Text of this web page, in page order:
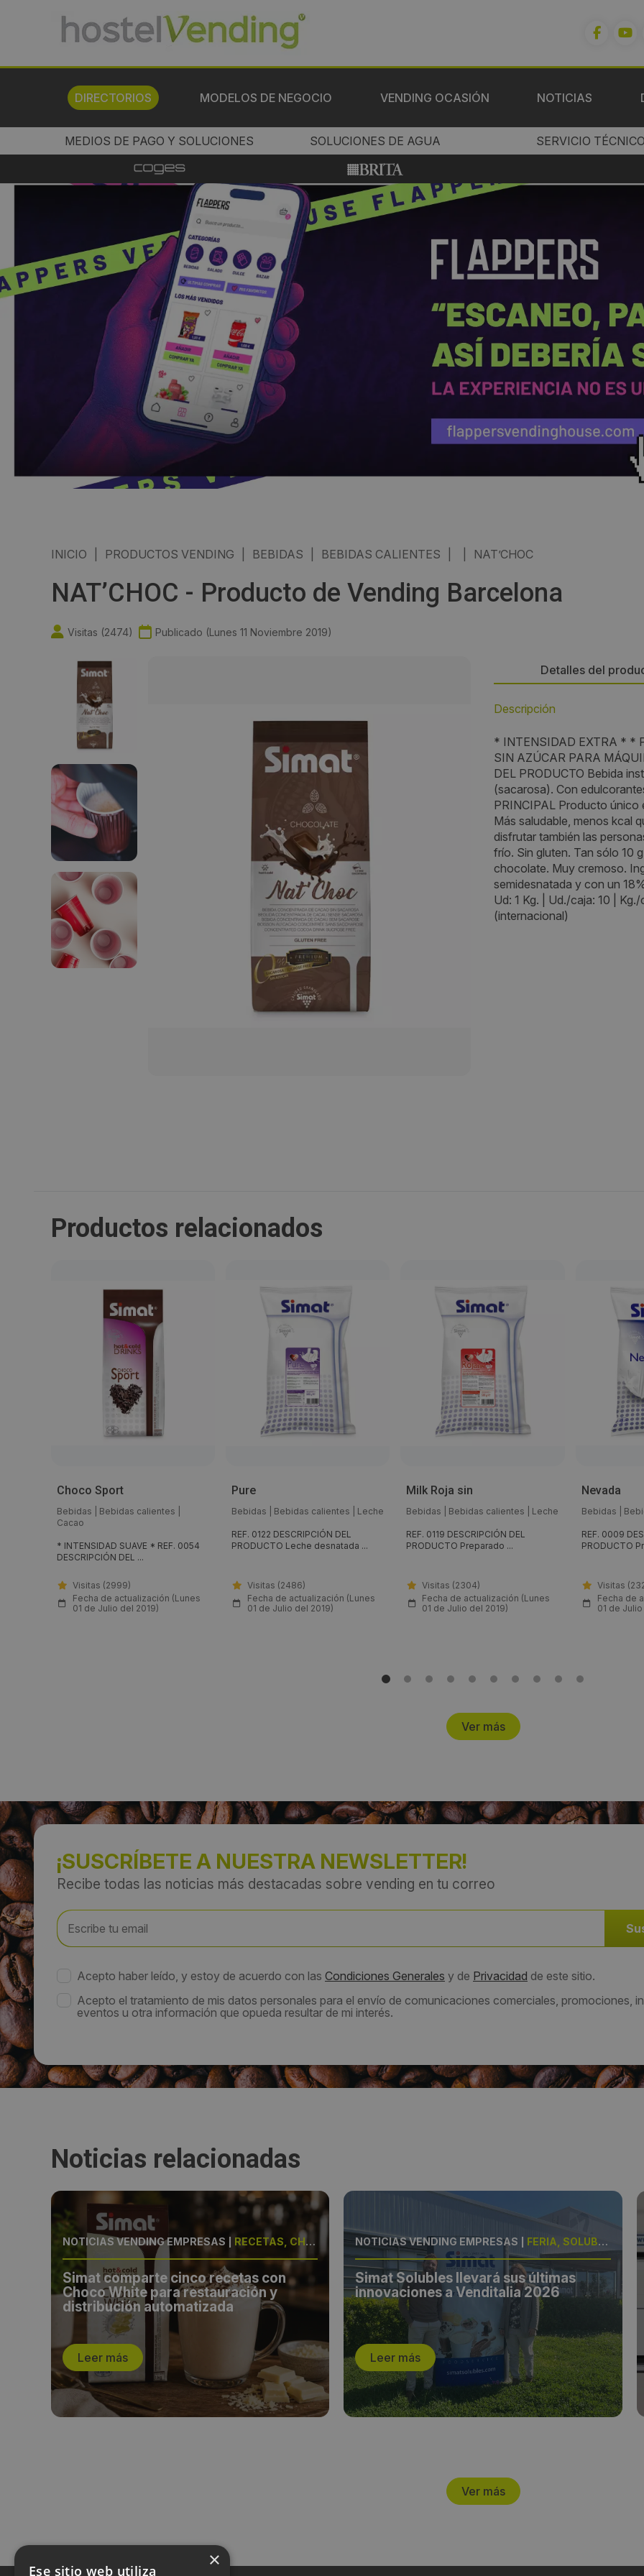
DIRECTORIOS MODELOS DE NEGOCIO VENDING OCASIÓN NOTICIAS
MEDIOS DE PAGO Y SOLUCIONES SOLUCIONES DE AGUA SERVICIO TÉCNICO
INICIO PRODUCTOS VENDING BEBIDAS BEBIDAS CALIENTES NAT’CHOC
NAT’CHOC - Producto de Vending Barcelona
Visitas (2474) Publicado (Lunes 11 Noviembre 2019)
Detalles del
Descripción
* INTENSIDAD EXTRA * *
SIN AZÚCAR PARA
DEL PRODUCTO Bebida
(sacarosa). Con
PRINCIPAL Producto único
Más saludable, menos kcal
disfrutar también las
frío. Sin gluten. Tan sólo 10
chocolate. Muy cremoso.
semidesnatada y con un
Ud: 1 Kg. | Ud./caja: 10 |
(internacional)
Sara Jiménez
C/ CASETA DE L´HORT Pol.
de la Serra
Localidad:
Els Hostalets de Pierola
Productos relacionados
Choco Sport
Bebidas Bebidas calientes
Cacao
* INTENSIDAD SUAVE * REF. 0054
DESCRIPCIÓN DEL ...
Visitas (2999)
Fecha de actualización (Lunes
01 de Julio del 2019)
Pure
Bebidas Bebidas calientes Leche
REF. 0122 DESCRIPCIÓN DEL
PRODUCTO Leche desnatada ...
Visitas (2486)
Fecha de actualización (Lunes
01 de Julio del 2019)
Milk Roja sin
Bebidas Bebidas calientes Leche
REF. 0119 DESCRIPCIÓN DEL
PRODUCTO Preparado ...
Visitas (2304)
Fecha de actualización (Lunes
01 de Julio del 2019)
Nevada
Bebidas
REF. 0009
PRODUCTO
Visitas
Fecha de
01 de
Ver más
¡SUSCRÍBETE A NUESTRA NEWSLETTER!
Recibe todas las noticias más destacadas sobre vending en tu correo
Acepto haber leído, y estoy de acuerdo con las Condiciones Generales y de Privacidad de este sitio.
Acepto el tratamiento de mis datos personales para el envío de comunicaciones comerciales, promociones,
eventos u otra información que opueda resultar de mi interés.
Noticias relacionadas
NOTICIAS VENDING EMPRESAS RECETAS, CHOCOLATE
Simat comparte cinco recetas con
Choco White para restauración y
distribución automatizada
Leer más
NOTICIAS VENDING EMPRESAS FERIA, SOLUBLES
Simat Solubles llevará sus últimas
innovaciones a Venditalia 2026
Leer más
Ver más
×
Ese sitio web utiliza